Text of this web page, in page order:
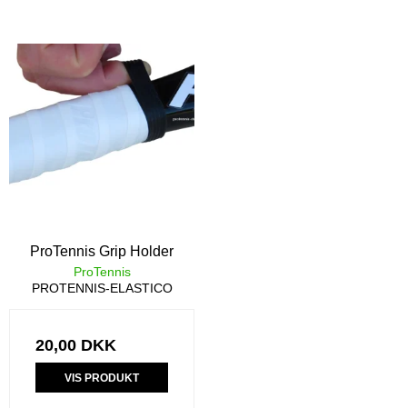
ProTennis Grip Holder
ProTennis
PROTENNIS-ELASTICO
20,00 DKK
VIS PRODUKT